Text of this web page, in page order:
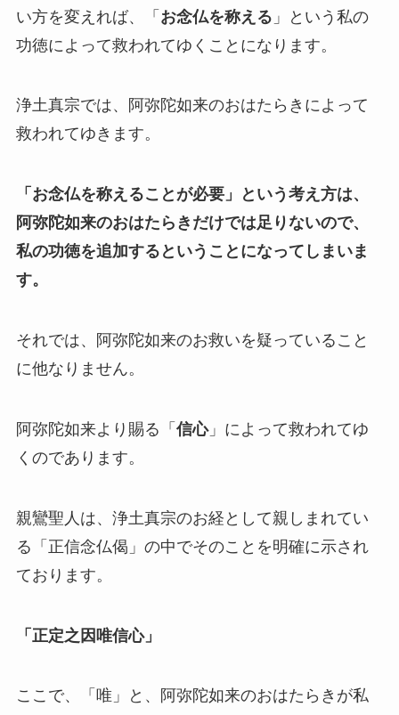
い方を変えれば、「 お念仏を称える 」という私の
功徳によって救われてゆくことになります。
浄土真宗では、阿弥陀如来のおはたらきによって
救われてゆきます。
「お念仏を称えることが必要」という考え方は、
阿弥陀如来のおはたらきだけでは足りないので、
私の功徳を追加するということになってしまいま
す。
それでは、阿弥陀如来のお救いを疑っていること
に他なりません。
阿弥陀如来より賜る「 信心」によって救われてゆ
くのであります。
親鸞聖人は、浄土真宗のお経として親しまれてい
る「正信念仏偈」の中でそのことを明確に示され
ております。
「正定之因唯信心」
ここで、「唯」と、阿弥陀如来のおはたらきが私